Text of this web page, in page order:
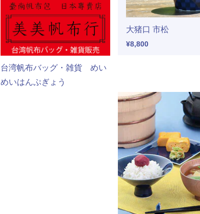
大猪口 市松
¥8,800
台湾帆布バッグ・雑貨 めい
めいはんぷぎょう